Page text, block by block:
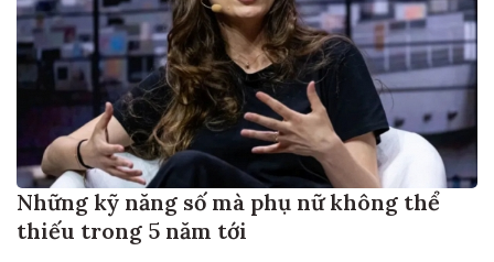
Những kỹ năng số mà phụ nữ không thể
thiếu trong 5 năm tới